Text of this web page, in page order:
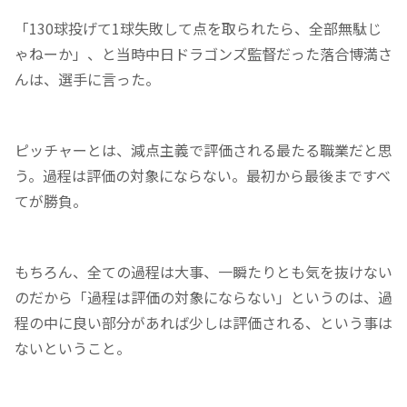
「130球投げて1球失敗して点を取られたら、全部無駄じ
ゃねーか」、と当時中日ドラゴンズ監督だった落合博満さ
んは、選手に言った。
ピッチャーとは、減点主義で評価される最たる職業だと思
う。過程は評価の対象にならない。最初から最後まですべ
てが勝負。
もちろん、全ての過程は大事、一瞬たりとも気を抜けない
のだから「過程は評価の対象にならない」というのは、過
程の中に良い部分があれば少しは評価される、という事は
ないということ。